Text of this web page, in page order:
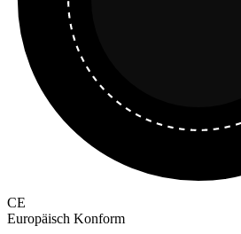
CE
Europäisch Konform